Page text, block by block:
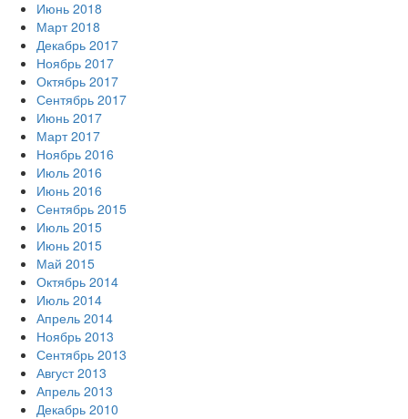
Июнь 2018
Март 2018
Декабрь 2017
Ноябрь 2017
Октябрь 2017
Сентябрь 2017
Июнь 2017
Март 2017
Ноябрь 2016
Июль 2016
Июнь 2016
Сентябрь 2015
Июль 2015
Июнь 2015
Май 2015
Октябрь 2014
Июль 2014
Апрель 2014
Ноябрь 2013
Сентябрь 2013
Август 2013
Апрель 2013
Декабрь 2010